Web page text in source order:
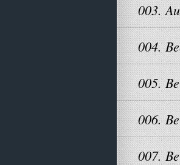
003.
004.
005.
006.
007.